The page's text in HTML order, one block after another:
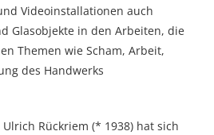
Videoinstallationen auch
Glasobjekte in den Arbeiten, die
Themen wie Scham, Arbeit,
des Handwerks
Rückriem (* 1938) hat sich